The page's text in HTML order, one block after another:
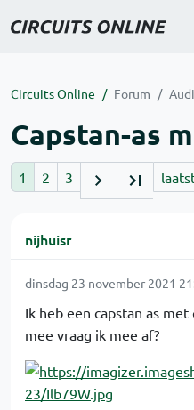
Circuits Online Forum
Capstan-as
1 2 3
nijhuisr
dinsdag 23 november 2021
Ik heb een capstan as
mee vraag ik mee af?